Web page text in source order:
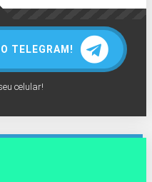
TELEGRAM!
celular!